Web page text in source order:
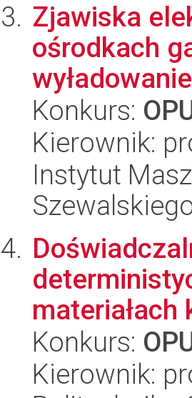
Zjawiska
ośrodkach
Konkurs:
Kierownik:
Instytut
materiałach
Konkurs:
Kierownik: